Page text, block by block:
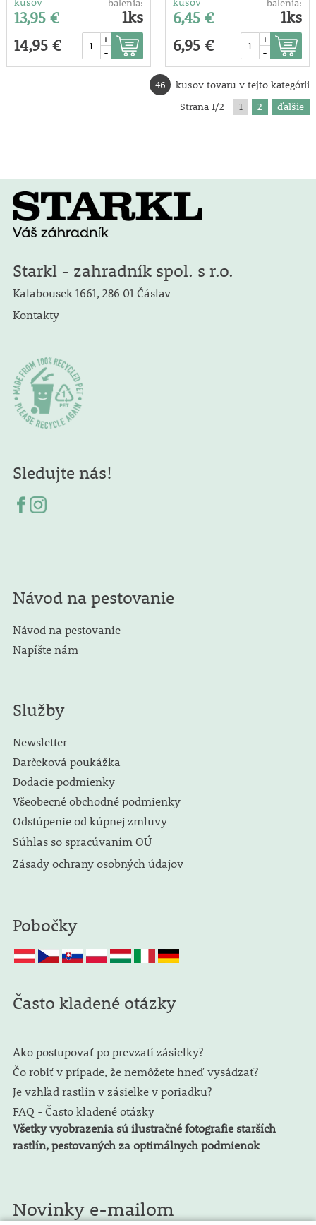
13,95 €
balenia:
1ks
14,95 €
+
-
6,45 €
balenia:
1ks
6,95 €
+
-
46
kusov tovaru v tejto kategórii
Strana 1/2
1 2 ďalšie
Starkl - zahradník spol. s r.o.
Kalabousek 1661, 286 01 Čáslav
Kontakty
Sledujte nás!
Návod na pestovanie
Návod na pestovanie
Napíšte nám
Služby
Newsletter
Darčeková poukážka
Dodacie podmienky
Všeobecné obchodné podmienky
Odstúpenie od kúpnej zmluvy
Súhlas so spracúvaním OÚ
Zásady ochrany osobných údajov
Pobočky
Často kladené otázky
Ako postupovať po prevzatí zásielky?
Čo robiť v prípade, že nemôžete hneď vysádzať?
Je vzhľad rastlín v zásielke v poriadku?
FAQ - Často kladené otázky
Všetky vyobrazenia sú ilustračné fotografie starších
rastlín, pestovaných za optimálnych podmienok
Novinky e-mailom